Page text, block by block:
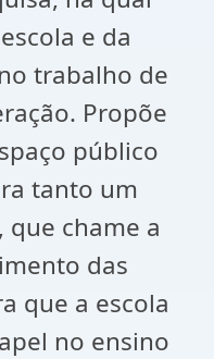
e da
trabalho de
Propõe
público
tanto um
chame a
das
que a escola
no ensino